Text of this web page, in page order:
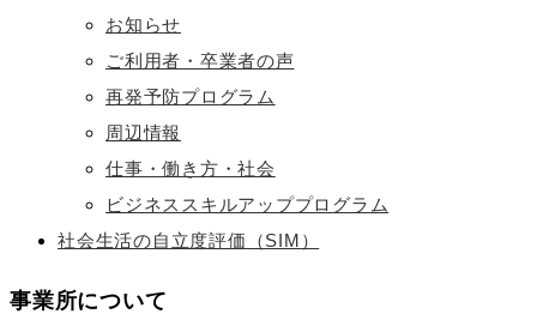
お知らせ
ご利用者・卒業者の声
再発予防プログラム
周辺情報
仕事・働き方・社会
ビジネススキルアッププログラム
社会生活の自立度評価（SIM）
事業所について